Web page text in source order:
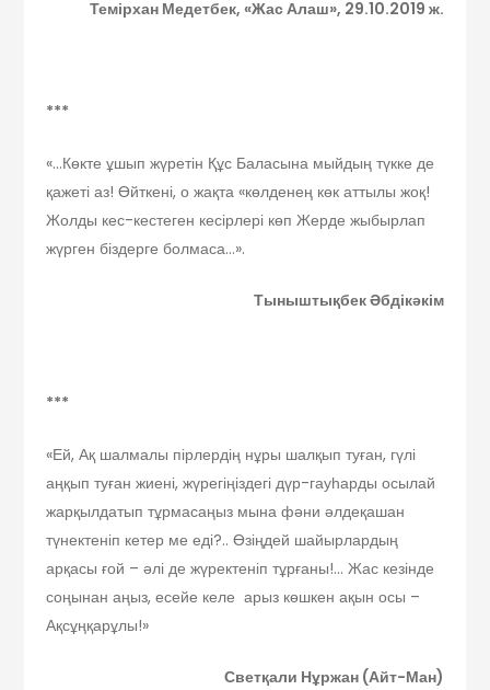
Темірхан Медетбек, «Жас Алаш», 29.10.2019 ж.
***
«…Көкте ұшып жүретін Құс Баласына мыйдың түкке де
қажеті аз! Өйткені, о жақта «көлденең көк аттылы жоқ!
Жолды кес-кестеген кесірлері көп Жерде жыбырлап
жүрген біздерге болмаса…».
Тыныштықбек Әбдікәкім
***
«Ей, Ақ шалмалы пірлердің нұры шалқып туған, гүлі
аңқып туған жиені, жүрегіңіздегі дүр-гауһарды осылай
жарқылдатып тұрмасаңыз мына фәни әлдеқашан
түнектеніп кетер ме еді?.. Өзіңдей шайырлардың
арқасы ғой – әлі де жүректеніп тұрғаны!… Жас кезінде
соңынан аңыз, есейе келе арыз көшкен ақын осы –
Ақсұңқарұлы!»
Светқали Нұржан(Айт-Ман)